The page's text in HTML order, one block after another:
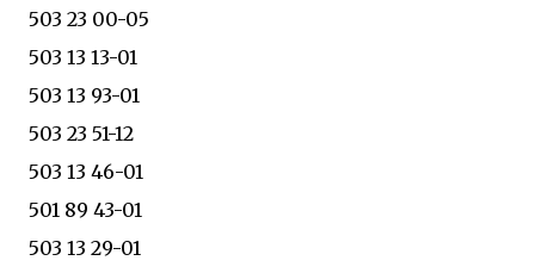
503 23 00-05
503 13 13-01
503 13 93-01
503 23 51-12
503 13 46-01
501 89 43-01
503 13 29-01